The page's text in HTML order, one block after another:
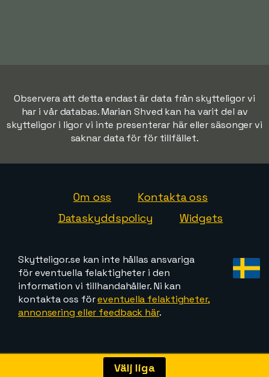
Observera att detta endast är data från skytteligor vi
har i vår databas. Marian Shved kan ha varit del av
skytteligor i ligor vi inte presenterar här eller säsonger vi
saknar data för för tillfället.
Om oss
Kontakta oss
Dataskyddspolicy
Widgets
Skytteligor.se kan inte hållas ansvariga
för eventuella felaktigheter i den
information vi tillhandahåller. Ni kan
kontakta oss föreventuella felaktigheter,
annonsering eller feedback här.
Välj liga